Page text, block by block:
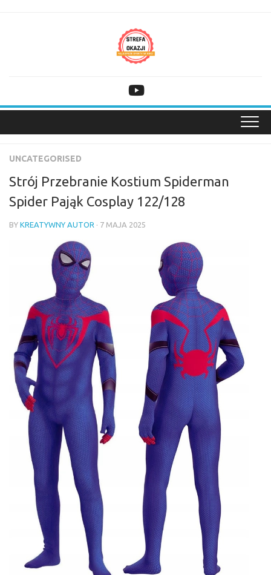
UNCATEGORISED
Strój Przebranie Kostium Spiderman
Spider Pająk Cosplay 122/128
BY KREATYWNY AUTOR · 7 MAJA 2025